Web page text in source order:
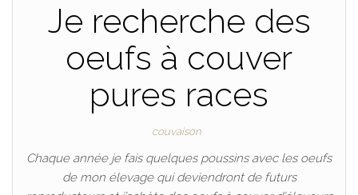
Je recherche des
oeufs à couver
pures races
couvaison
Chaque année je fais quelques poussins avec les oeufs
de mon élevage qui deviendront de futurs